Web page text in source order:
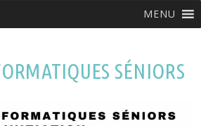
MENU
SÉNIORS